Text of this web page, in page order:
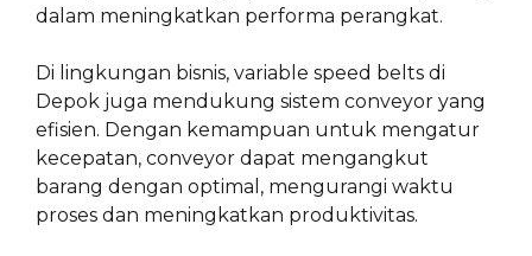
dalam meningkatkan performa perangkat.
Di lingkungan bisnis, variable speed belts di
Depok juga mendukung sistem conveyor yang
efisien. Dengan kemampuan untuk mengatur
kecepatan, conveyor dapat mengangkut
barang dengan optimal, mengurangi waktu
proses dan meningkatkan produktivitas.